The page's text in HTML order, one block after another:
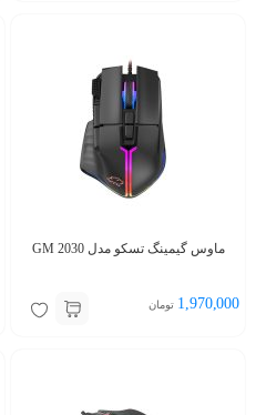
ماوس گیمینگ تسکو مدل GM 2030
1,970,000 تومان